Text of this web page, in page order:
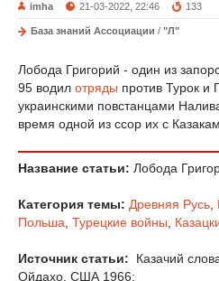
imha 21-03-2022, 22:46 133
База знаний Ассоциации / "Л"
Лобода Григорий - один из
95 водил отряды против Турок и
украинскими повстанцами
время одной из ссор их с
Название статьи: Лобода
Категория темы: Древняя Русь
Польша Турецкие войны
Источник статьи:
Казачий
Ойдахо, США 1966;